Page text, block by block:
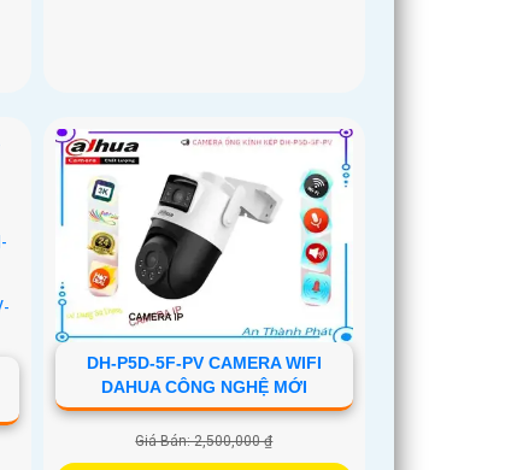
DH-P5D-5F-PV CAMERA WIFI
DAHUA CÔNG NGHỆ MỚI
Giá Bán: 2,500,000 ₫